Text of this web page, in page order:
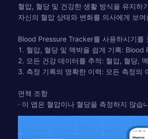
혈압, 혈당 및 건강한 생활 방식을 유지하
자신의 혈압 상태와 변화를 의사에게 보
Blood Pressure Tracker를 사용하시기를
1. 혈압, 혈당 및 맥박을 쉽게 기록:
2. 모든 건강 데이터를 추적: 혈압, 혈당,
3. 측정 기록의 명확한 이력: 모든 측정의
면책 조항
· 이 앱은 혈압이나 혈당을 측정하지 않습